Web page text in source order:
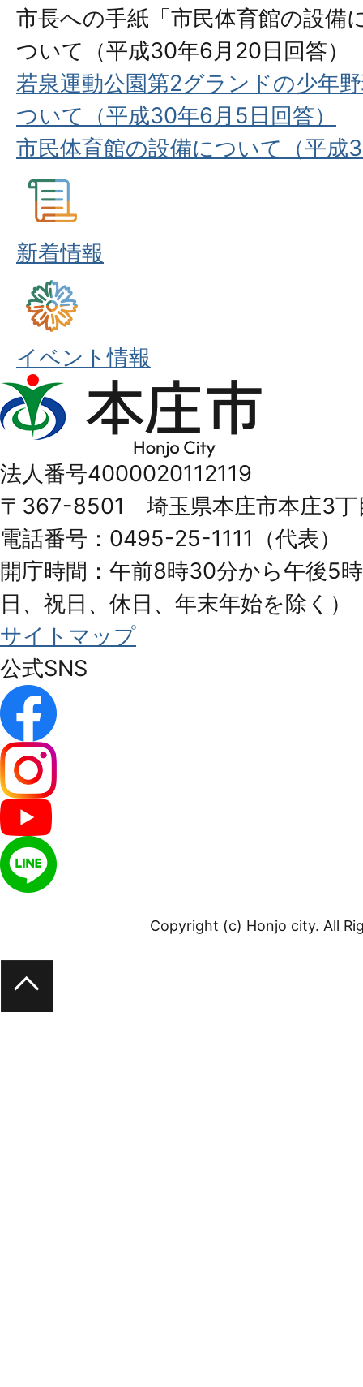
市長への手紙「市民体育館の設備
ついて（平成30年6月20日回答）
若泉運動公園第2グランドの少年
ついて（平成30年6月5日回答）
市民体育館の設備について（平成
新着情報
イベント情報
本
庄
Honjo
City
法人番号4000020112119
〒367-8501 埼玉県本庄市本庄3丁
電話番号：0495-25-1111（代表）
開庁時間：午前8時30分から午後5
日、祝日、休日、年末年始を除く）
サイトマップ
公式SNS
Copyright (c) Honjo city. All